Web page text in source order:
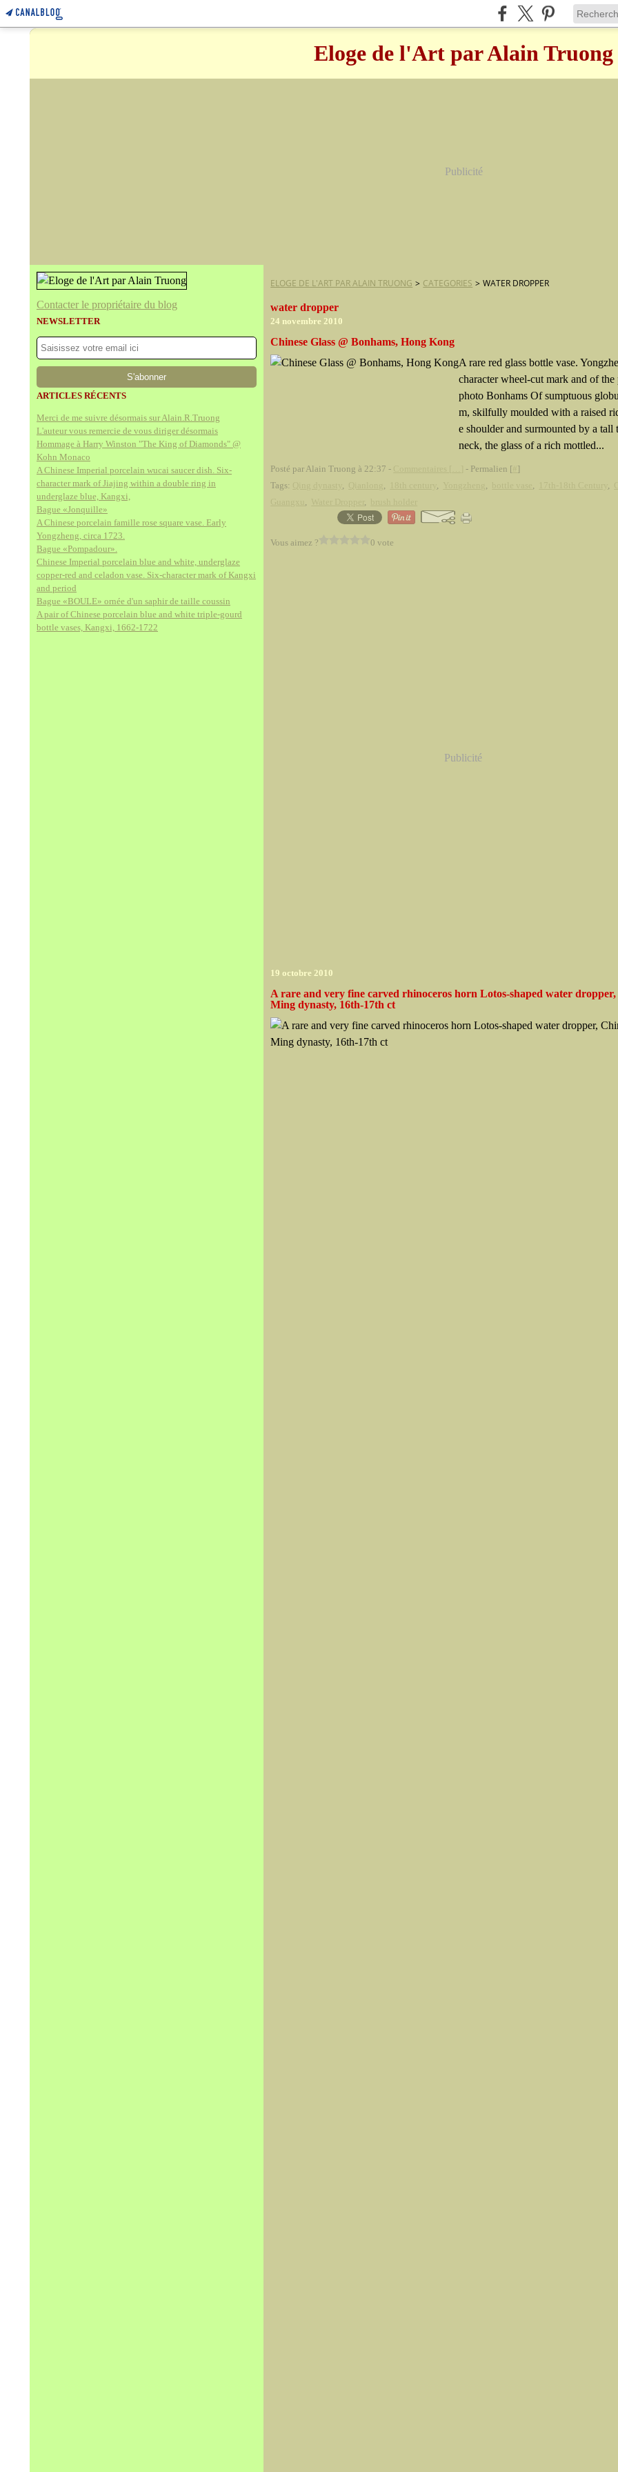
Eloge de l'Art par Alain Truong
Publicité
Contacter le propriétaire du blog
NEWSLETTER
ARTICLES RÉCENTS
Merci de me suivre désormais sur Alain.R.Truong
L'auteur vous remercie de vous diriger désormais
Hommage à Harry Winston "The King of Diamonds" @
Kohn Monaco
A Chinese Imperial porcelain wucai saucer dish. Six-
character mark of Jiajing within a double ring in
underglaze blue, Kangxi,
Bague «Jonquille»
A Chinese porcelain famille rose square vase. Early
Yongzheng, circa 1723.
Bague «Pompadour».
Chinese Imperial porcelain blue and white, underglaze
copper-red and celadon vase. Six-character mark of Kangxi
and period
Bague «BOULE» ornée d'un saphir de taille coussin
A pair of Chinese porcelain blue and white triple-gourd
bottle vases, Kangxi, 1662-1722
ELOGE DE L'ART PAR ALAIN TRUONG > CATEGORIES > WATER DROPPER
water dropper
24 novembre 2010
Chinese Glass @ Bonhams, Hong Kong
A rare red glass bottle vase.
character wheel-cut mark and of the
photo Bonhams Of sumptuous
m, skilfully moulded with a raised
e shoulder and surmounted by a tall
neck, the glass of a rich mottled...
Posté par Alain Truong à 22:37 - - Permalien [ ]
Tags:
, , , , , ,
, ,
Vous aimez ? 0 vote
Publicité
19 octobre 2010
A rare and very fine carved rhinoceros horn Lotos-shaped water
Ming dynasty, 16th-17th ct